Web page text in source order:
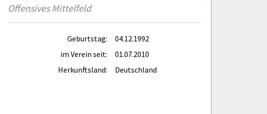
Offensives Mittelfeld
Geburtstag:
04.12.1992
im Verein seit:
01.07.2010
Herkunftsland:
Deutschland